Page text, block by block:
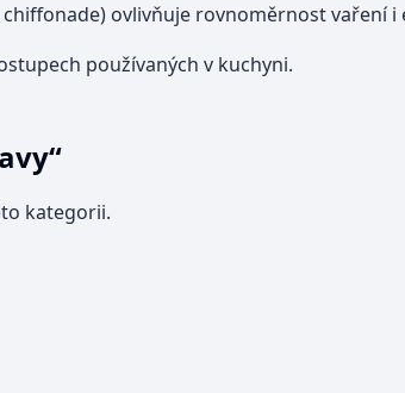
ovlivňuje rovnoměrnost vaření
používaných v kuchyni.
kategorii.